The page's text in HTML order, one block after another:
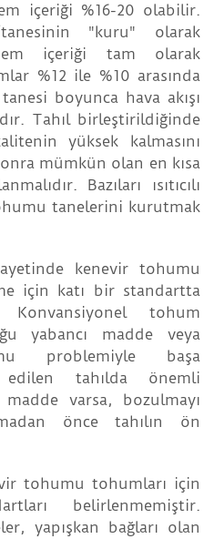
içeriği %16-20 olabilir.
tanesinin "kuru" olarak
içeriği tam olarak
%12 ile %10 arasında
boyunca hava akışı
Tahıl birleştirildiğinde
yüksek kalmasını
mümkün olan en kısa
Bazıları ısıtıcılı
tanelerini kurutmak
kenevir tohumu
için katı bir standartta
Konvansiyonel tohum
yabancı madde veya
problemiyle başa
edilen tahılda önemli
varsa, bozulmayı
önce tahılın ön
tohumu tohumları için
belirlenmemiştir.
yapışkan bağları olan